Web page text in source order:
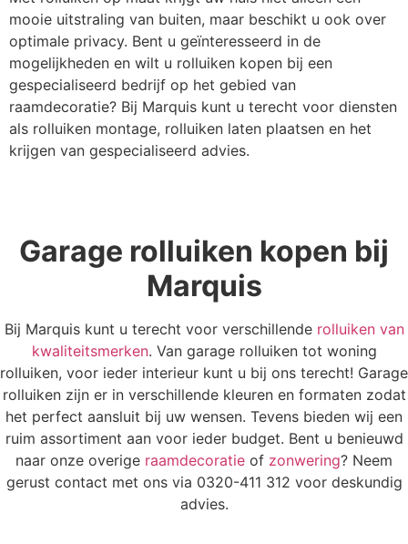
mooie uitstraling van buiten, maar beschikt u ook over
optimale privacy. Bent u geïnteresseerd in de
mogelijkheden en wilt u rolluiken kopen bij een
gespecialiseerd bedrijf op het gebied van
raamdecoratie? Bij Marquis kunt u terecht voor diensten
als rolluiken montage, rolluiken laten plaatsen en het
krijgen van gespecialiseerd advies.
Garage rolluiken kopen bij
Marquis
Bij Marquis kunt u terecht voor verschillende rolluiken van
kwaliteitsmerken. Van garage rolluiken tot woning
rolluiken, voor ieder interieur kunt u bij ons terecht! Garage
rolluiken zijn er in verschillende kleuren en formaten zodat
het perfect aansluit bij uw wensen. Tevens bieden wij een
ruim assortiment aan voor ieder budget. Bent u benieuwd
naar onze overige raamdecoratie of zonwering? Neem
gerust contact met ons via 0320-411 312 voor deskundig
advies.